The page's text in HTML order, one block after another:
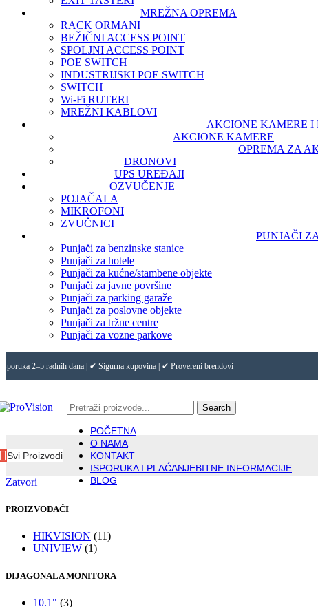
MREŽNA OPREMA
RACK ORMANI
BEŽIČNI ACCESS POINT
SPOLJNI ACCESS POINT
POE SWITCH
INDUSTRIJSKI POE SWITCH
SWITCH
Wi-Fi RUTERI
MREŽNI KABLOVI
AKCIONE KAMERE I
AKCIONE KAMERE
OPREMA ZA
DRONOVI
UPS UREĐAJI
OZVUČENJE
POJAČALA
MIKROFONI
ZVUČNICI
PUNJAČI
Punjači za benzinske stanice
Punjači za hotele
Punjači za kućne/stambene objekte
Punjači za javne površine
Punjači za parking garaže
Punjači za poslovne objekte
Punjači za tržne centre
Punjači za vozne parkove
2–5 radnih dana | ✔ Sigurna kupovina | ✔ Provereni brendovi
Search
Svi Proizvodi
POČETNA
O NAMA
KONTAKT
ISPORUKA I PLAĆANJEBITNE INFORMACIJE
BLOG
Zatvori
PROIZVOĐAČI
HIKVISION (11)
UNIVIEW (1)
DIJAGONALA MONITORA
10.1" (3)